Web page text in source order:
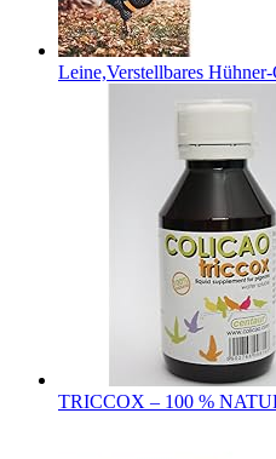
Leine,Verstellbares
TRICCOX – 100 %